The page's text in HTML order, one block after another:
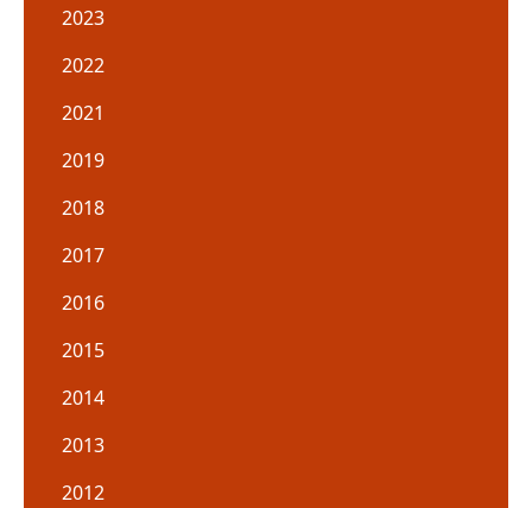
2023
2022
2021
2019
2018
2017
2016
2015
2014
2013
2012